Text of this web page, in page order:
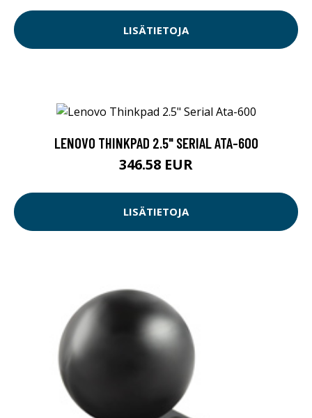
LISÄTIETOJA
LENOVO THINKPAD 2.5" SERIAL ATA-600
346.58 EUR
LISÄTIETOJA